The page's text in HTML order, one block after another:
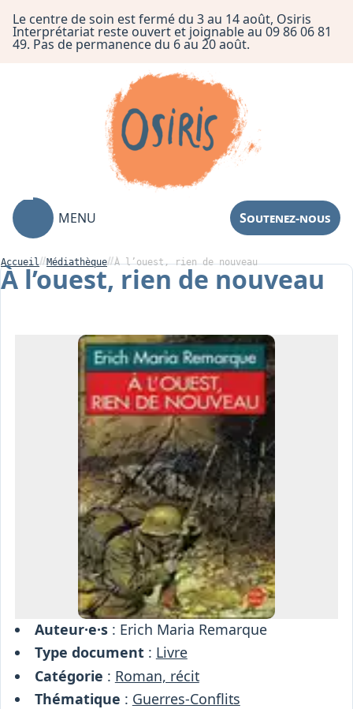
Le centre de soin est fermé du 3 au 14 août, Osiris
Interprétariat reste ouvert et joignable au 09 86 06 81
49. Pas de permanence du 6 au 20 août.
MENU Soutenez-nous
Centre de Soin
Interprétariat
Ressources
Accueil Médiathèque À ​l’ouest, rien de nouveau
À ​l’ouest, rien de nouveau
Auteur·e·s: Erich Maria Remarque
Type document: Livre
Catégorie : Roman, récit
Thématique : Guerres-Conflits